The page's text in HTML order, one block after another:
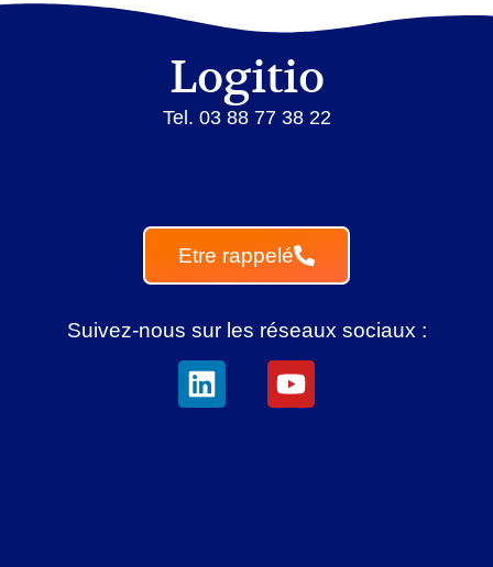
Logitio
Tel. 03 88 77 38 22
Etre rappelé
Suivez-nous sur les réseaux sociaux :